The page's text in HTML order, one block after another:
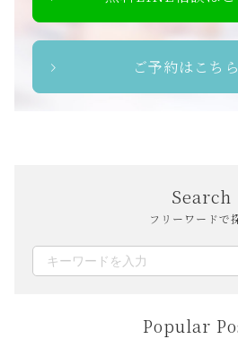
ご予約はこち
Search
フリーワードで
Popular